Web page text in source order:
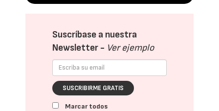
Suscríbase a nuestra
Newsletter - Ver ejemplo
SUSCRIBIRME GRATIS
Marcar todos